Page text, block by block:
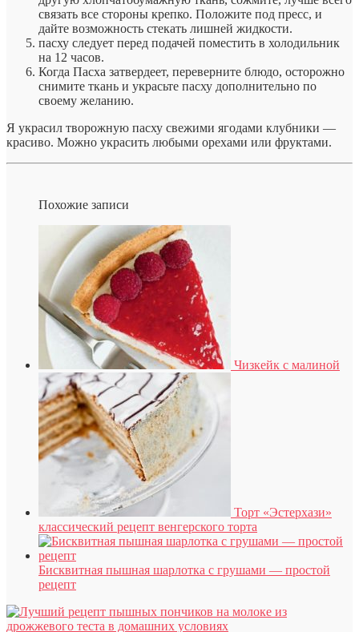
связать все стороны крепко. Положите под пресс, и
дайте возможность стекать лишней жидкости.
пасху следует перед подачей поместить в холодильник
на 12 часов.
Когда Пасха затвердеет, переверните блюдо, осторожно
снимите ткань и украсьте пасху дополнительно по
своему желанию.
Я украсил творожную пасху свежими ягодами клубники —
красиво. Можно украсить любыми орехами или фруктами.
Похожие записи
Чизкейк с малиной
Торт «Эстерхази»
классический рецепт венгерского торта
Бисквитная пышная шарлотка с грушами — простой
рецепт